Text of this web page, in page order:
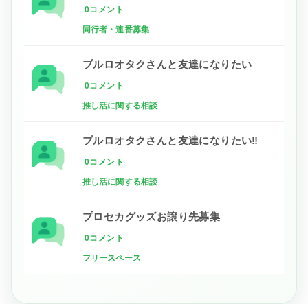
0コメント
同行者・連番募集
ブルロオタクさんと友達になりたい
0コメント
推し活に関する相談
ブルロオタクさんと友達になりたい‼
0コメント
推し活に関する相談
プロセカグッズお譲り先募集
0コメント
フリースペース